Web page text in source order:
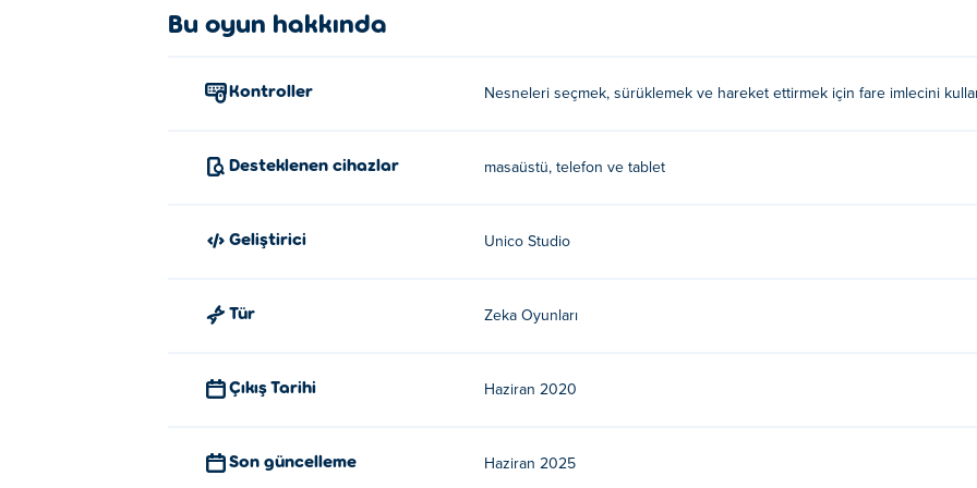
Nesneleri seçmek, sürüklemek ve hareket ettirmek için fare imlecini kullan.
Brain Test: Tricky Puzzles'da 275 seviye bulunuyor.
Bu oyun hakkında
Kontroller Nesneleri seçmek, sürüklemek ve hareket ettirmek için fare imlecini
Desteklenen cihazlar masaüstü, telefon ve tablet
Geliştirici Unico Studio
Tür Zeka Oyunları
Çıkış Tarihi Haziran 2020
Son güncelleme Haziran 2025